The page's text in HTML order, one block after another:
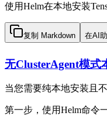
使用Helm在本地安装
复制 Markdown 在AI
无ClusterAgent模式
当您需要纯本地安装且
第一步，使用Helm命令